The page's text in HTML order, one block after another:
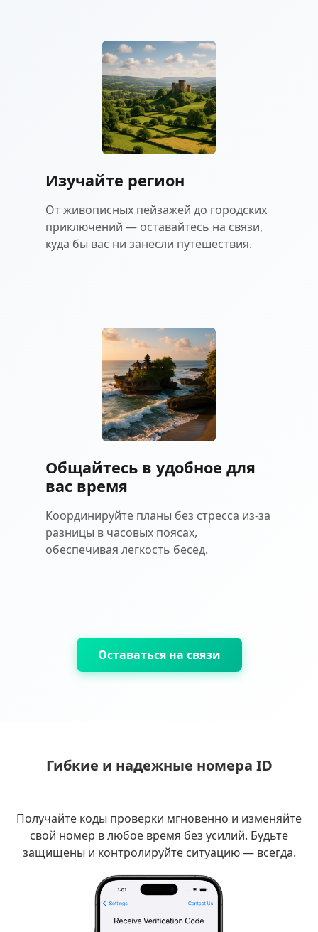
Изучайте регион
От живописных пейзажей до городских
приключений — оставайтесь на связи,
куда бы вас ни занесли путешествия.
Общайтесь в удобное для
вас время
Координируйте планы без стресса из-за
разницы в часовых поясах,
обеспечивая легкость бесед.
Оставаться на связи
Гибкие и надежные номера ID
Получайте коды проверки мгновенно и изменяйте
свой номер в любое время без усилий. Будьте
защищены и контролируйте ситуацию — всегда.